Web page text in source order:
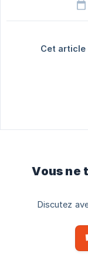
Cet article
Vous ne
Discutez